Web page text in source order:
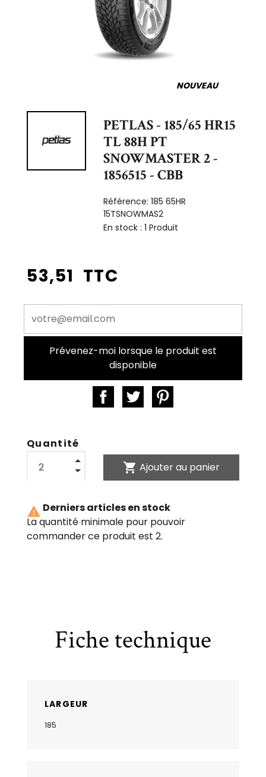
NOUVEAU
PETLAS - 185/65 HR15
TL 88H PT
SNOWMASTER 2 -
1856515 - CBB
Référence:185 65HR
15TSNOWMAS2
En stock :1 Produit
53,51 TTC
Prévenez-moi lorsque le produit est
disponible
Quantité
shopping_cart Ajouter au panier
 Derniers articles en stock
La quantité minimale pour pouvoir
commander ce produit est 2.
Fiche technique
LARGEUR
185